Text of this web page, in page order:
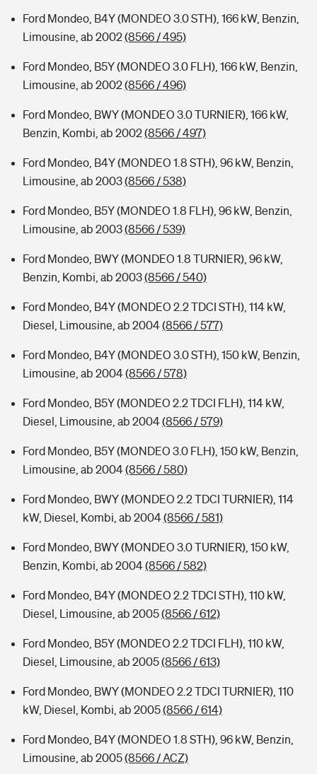
Ford Mondeo, B4Y (MONDEO 3.0 STH), 166 kW, Benzin,
Limousine, ab 2002(8566 / 495)
Ford Mondeo, B5Y (MONDEO 3.0 FLH), 166 kW, Benzin,
Limousine, ab 2002(8566 / 496)
Ford Mondeo, BWY (MONDEO 3.0 TURNIER), 166 kW,
Benzin, Kombi, ab 2002(8566 / 497)
Ford Mondeo, B4Y (MONDEO 1.8 STH), 96 kW, Benzin,
Limousine, ab 2003(8566 / 538)
Ford Mondeo, B5Y (MONDEO 1.8 FLH), 96 kW, Benzin,
Limousine, ab 2003(8566 / 539)
Ford Mondeo, BWY (MONDEO 1.8 TURNIER), 96 kW,
Benzin, Kombi, ab 2003(8566 / 540)
Ford Mondeo, B4Y (MONDEO 2.2 TDCI STH), 114 kW,
Diesel, Limousine, ab 2004(8566 / 577)
Ford Mondeo, B4Y (MONDEO 3.0 STH), 150 kW, Benzin,
Limousine, ab 2004(8566 / 578)
Ford Mondeo, B5Y (MONDEO 2.2 TDCI FLH), 114 kW,
Diesel, Limousine, ab 2004(8566 / 579)
Ford Mondeo, B5Y (MONDEO 3.0 FLH), 150 kW, Benzin,
Limousine, ab 2004(8566 / 580)
Ford Mondeo, BWY (MONDEO 2.2 TDCI TURNIER), 114
kW, Diesel, Kombi, ab 2004(8566 / 581)
Ford Mondeo, BWY (MONDEO 3.0 TURNIER), 150 kW,
Benzin, Kombi, ab 2004(8566 / 582)
Ford Mondeo, B4Y (MONDEO 2.2 TDCI STH), 110 kW,
Diesel, Limousine, ab 2005(8566 / 612)
Ford Mondeo, B5Y (MONDEO 2.2 TDCI FLH), 110 kW,
Diesel, Limousine, ab 2005(8566 / 613)
Ford Mondeo, BWY (MONDEO 2.2 TDCI TURNIER), 110
kW, Diesel, Kombi, ab 2005(8566 / 614)
Ford Mondeo, B4Y (MONDEO 1.8 STH), 96 kW, Benzin,
Limousine, ab 2005(8566 / ACZ)